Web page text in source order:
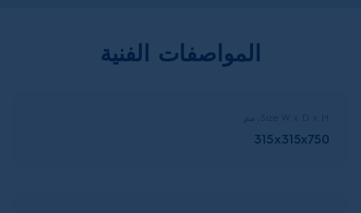
المواصفات الفنية
315x315x750